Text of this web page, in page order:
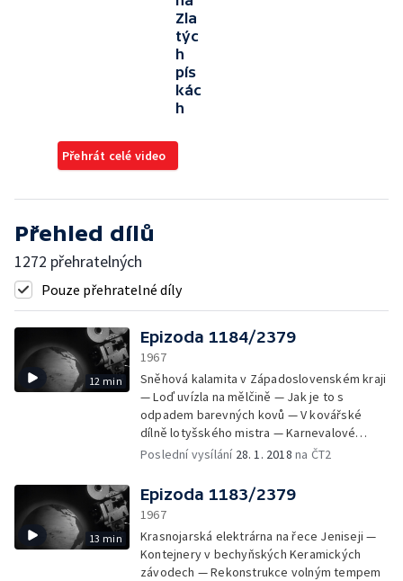
Zla
týc
h
pís
kác
h
Přehrát celé video
Přehled dílů
1272 přehratelných
Pouze přehratelné díly
12 min
Epizoda 1184/2379
1967
Sněhová kalamita v Západoslovenském kraji
— Loď uvízla na mělčině — Jak je to s
odpadem barevných kovů — V kovářské
dílně lotyšského mistra — Karnevalové
novinky polské módy — E. Filla a jeho
Bukových horách — Rallye Monte Carlo v
motolské časové kontrole
Poslední vysílání 28. 1. 2018 na ČT2
13 min
Epizoda 1183/2379
1967
Krasnojarská elektrárna na řece Jeniseji —
Kontejnery v bechyňských Keramických
závodech — Rekonstrukce volným tempem